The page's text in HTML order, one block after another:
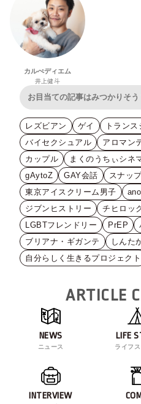
カルぺディエム
井上健斗
レズビアン ゲイ
トラン
バイセクシュアル
アロマン
カップル
まくのうちぃシネ
gAytoZ
GAY会話 スナッ
東京アイスクリーム男子
ジブンヒストリー
チヒロッ
LGBTフレンドリー
PrEP
ブリアナ・ギガンテ
しんた
自分らしく生きるプロジェクト
ARTICLE
NEWS
ニュース
LIFE
ライフ
INTERVIEW